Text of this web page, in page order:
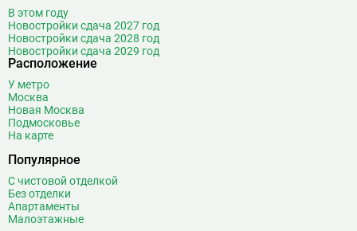
Волгоградский проспект
Волжская
Волоколамская
Воронцовская
Выставочный центр
Выхино
Г Генерала Тюленева
Говорово
В этом году
Новостройки сдача 2027 год
Новостройки сдача 2028 год
Новостройки сдача 2029 год
Расположение
У метро
Москва
Новая Москва
Подмосковье
На карте
Популярное
С чистовой отделкой
Без отделки
Апартаменты
Малоэтажные